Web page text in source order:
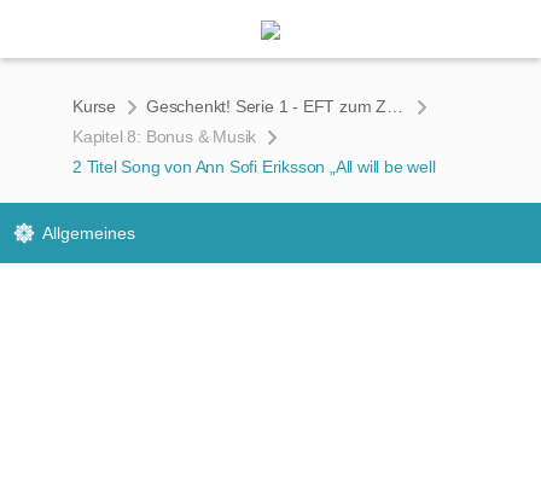
Kurse
Kapitel 8: Bonus & Musik
2 Titel Song von Ann Sofi Eriksson „All will be well
Allgemeines